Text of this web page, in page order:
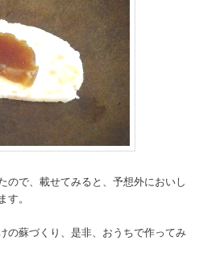
ので、載せてみると、予想外においし
。
の蘇づくり、是非、おうちで作ってみ